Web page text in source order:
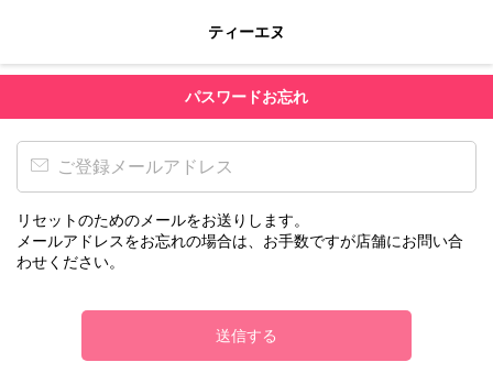
ティーエヌ
パスワードお忘れ
リセットのためのメールをお送りします。
メールアドレスをお忘れの場合は、お手数ですが店舗にお問い合
わせください。
送信する